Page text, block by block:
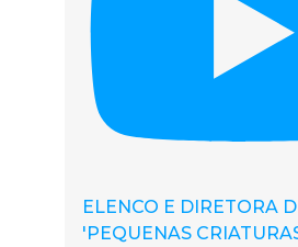
ELENCO E DIRETORA
'PEQUENAS